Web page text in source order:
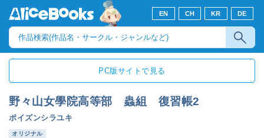
EN CH KR DE
PC版サイトで見る
野々山女學院高等部 蟲組 復習帳2
ポイズンシラユキ
オリジナル